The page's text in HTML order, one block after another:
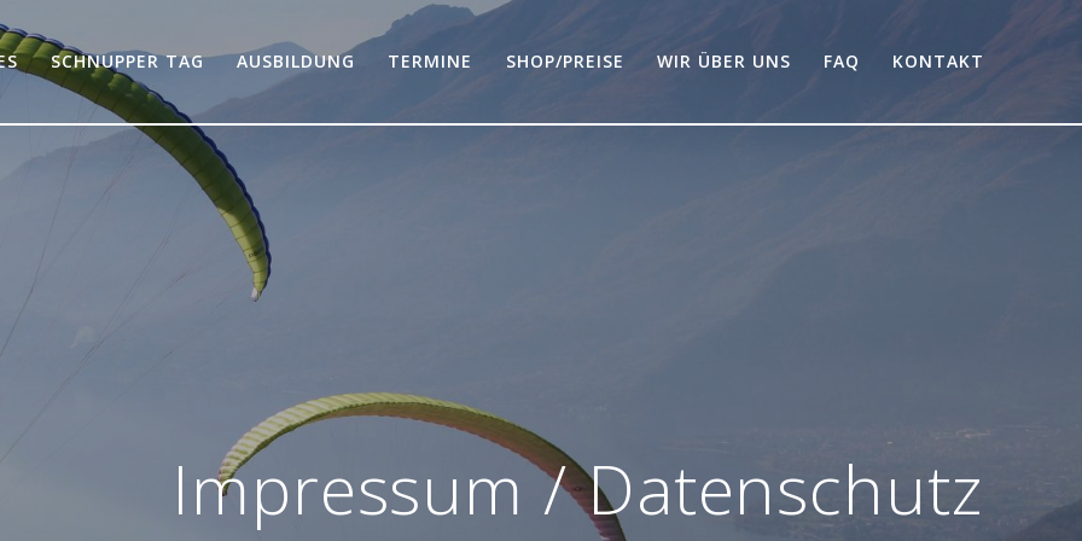
SCHNUPPER TAG AUSBILDUNG TERMINE SHOP/PREISE WIR ÜBER UNS FAQ KONTAKT
Impressum / Datenschutz